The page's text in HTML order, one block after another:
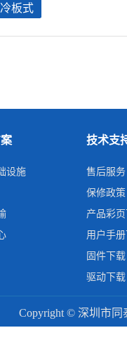
冷板式
设施
技术支
售后服务
保修政策
产品彩
用户手
固件下载
驱动下载
Copyright © 深圳市同